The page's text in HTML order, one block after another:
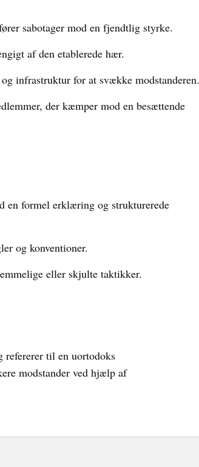
sabotager mod en fjendtlig styrke.
af den etablerede hær.
infrastruktur for at svække modstanderen.
der kæmper mod en besættende
en formel erklæring og strukturerede
og konventioner.
eller skjulte taktikker.
til en uortodoks
modstander ved hjælp af